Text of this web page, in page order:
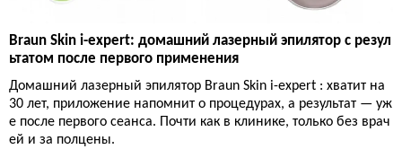
Braun Skin i-expert: домашний лазерный эпилятор с резул
ьтатом после первого применения
Домашний лазерный эпилятор Braun Skin i-expert : хватит на
30 лет, приложение напомнит о процедурах, а результат — уж
е после первого сеанса. Почти как в клинике, только без врач
ей и за полцены.